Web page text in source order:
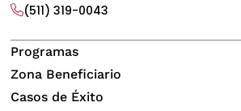
(511) 319-0043
Programas
Zona Beneficiario
Casos de Éxito